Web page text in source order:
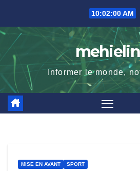
content
10:02:01 AM
Informer le monde,
MISE EN AVANT SPORT